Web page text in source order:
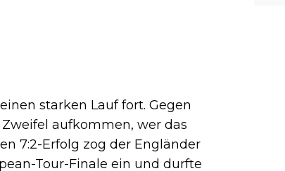
starken Lauf fort. Gegen
aufkommen, wer das
7:2-Erfolg zog der Engländer
Tour-Finale ein und durfte